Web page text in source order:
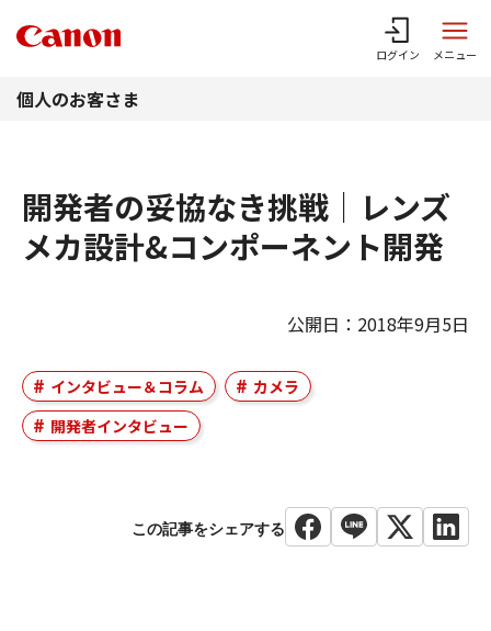
ログイン メニュー
個人のお客さま
開発者の妥協なき挑戦｜レンズ
メカ設計&コンポーネント開発
公開日：2018年9月5日
インタビュー＆コラム
カメラ
開発者インタビュー